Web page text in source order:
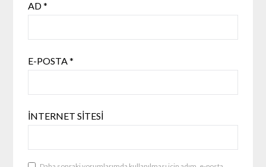
AD*
E-POSTA*
İNTERNET SITESI